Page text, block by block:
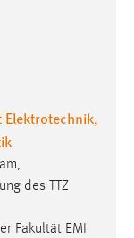
des TTZ
Fakultät EMI